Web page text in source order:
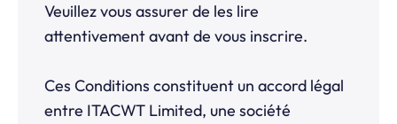
Veuillez vous assurer de les lire
attentivement avant de vous inscrire.
Ces Conditions constituent un accord légal
entre ITACWT Limited, une société